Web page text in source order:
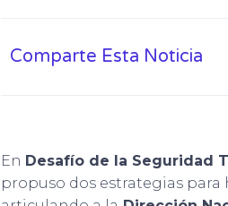
Comparte Esta Noticia
En Desafío de la Seguridad
propuso dos estrategias